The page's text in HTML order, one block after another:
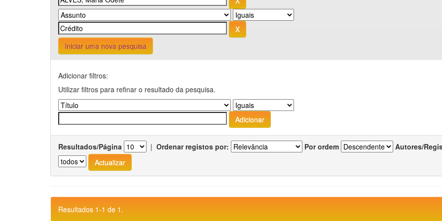
Iniciar uma nova pesquisa
Adicionar filtros:
Utilizar filtros para refinar o resultado da pesquisa.
Resultados/Página | Ordenar registos por: Por ordem Autores/
Resultados 1-1 de 1.